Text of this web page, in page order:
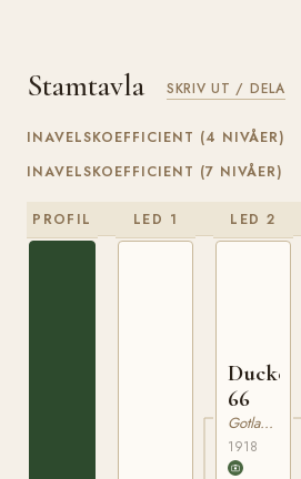
Stamtavla SKRIV UT / DELA
INAVELSKOEFFICIENT (4 NIVÅER)
INAVELSKOEFFICIENT (7 NIVÅER)
PROFIL LED 1 LED 2
Ducke
66
Gotlandsruss
1918